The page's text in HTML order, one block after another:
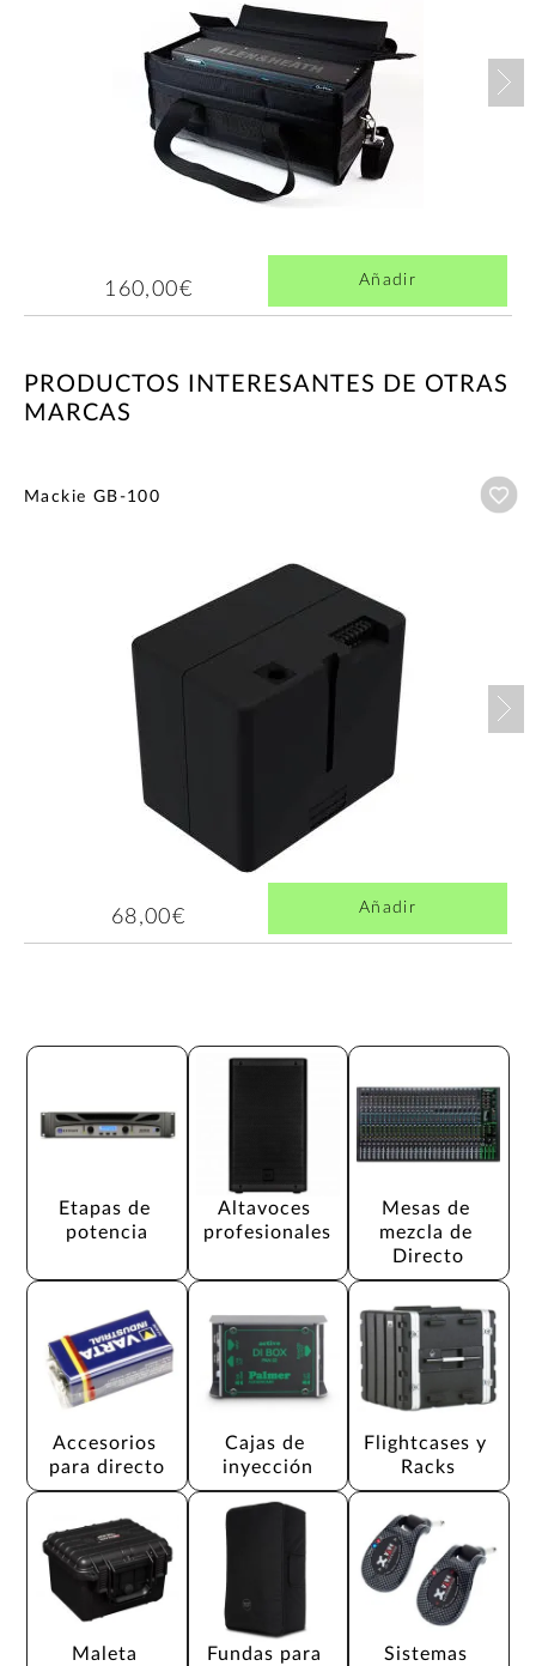
160,00€ Añadir
PRODUCTOS INTERESANTES DE OTRAS
MARCAS
Mackie GB-100
68,00€ Añadir
Etapas de
potencia
Altavoces
profesionales
Mesas de
mezcla de
Directo
Accesorios
para directo
Cajas de
inyección
Flightcases y
Racks
Maleta Fundas para Sistemas